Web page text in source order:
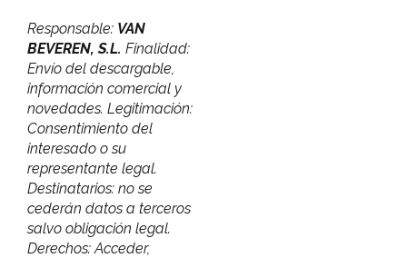
Responsable: VAN
BEVEREN, S.L. Finalidad:
Envío del descargable,
información comercial y
novedades. Legitimación:
Consentimiento del
interesado o su
representante legal.
Destinatarios: no se
cederán datos a terceros
salvo obligación legal.
Derechos: Acceder,